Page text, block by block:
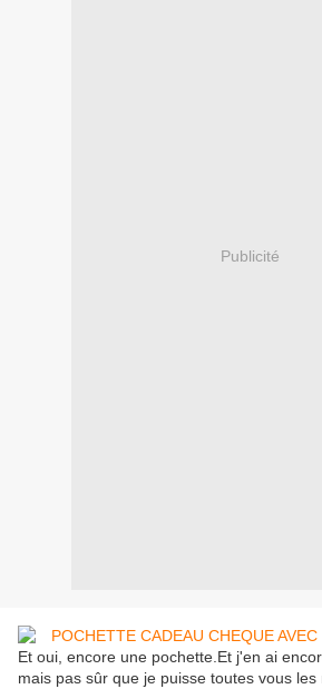
Publicité
Et oui, encore une pochette.Et j'en ai
mais pas sûr que je puisse toutes vous les